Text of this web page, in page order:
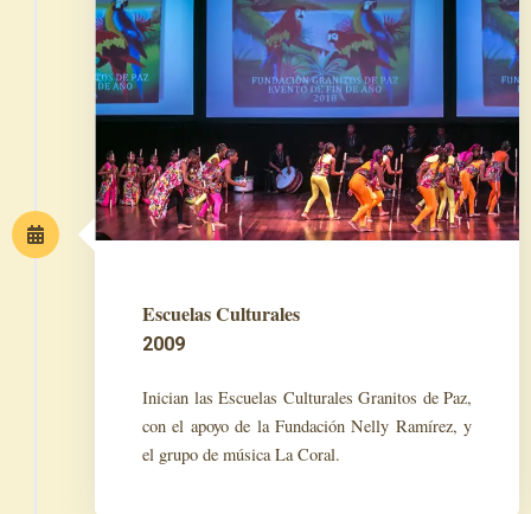
Escuelas Culturales
2009
Inician las Escuelas Culturales Granitos de Paz,
con el apoyo de la Fundación Nelly Ramírez, y
el grupo de música La Coral.